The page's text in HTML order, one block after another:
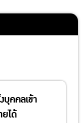
บุคคลเข้า
ได้